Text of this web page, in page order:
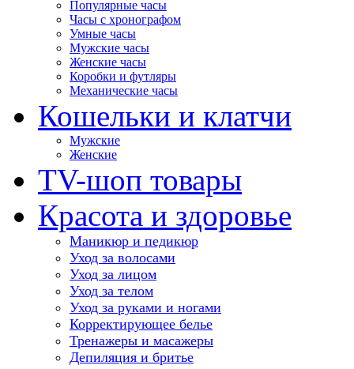
Популярные часы
Часы с хронографом
Умные часы
Мужские часы
Женские часы
Коробки и футляры
Механические часы
Кошельки и клатчи
Мужские
Женские
TV-шоп товары
Красота и здоровье
Маникюр и педикюр
Уход за волосами
Уход за лицом
Уход за телом
Уход за руками и ногами
Корректирующее белье
Тренажеры и масажеры
Депиляция и бритье